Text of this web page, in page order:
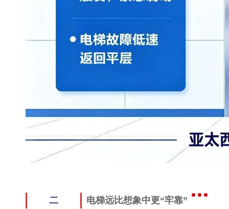
二 电梯远比想象中更“牢靠”